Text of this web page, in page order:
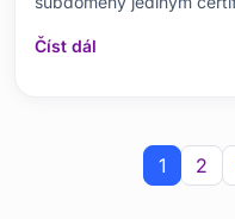
nabízí snadnou správu a
Číst dál
1 2